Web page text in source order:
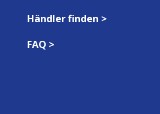
Händler finden >
FAQ >